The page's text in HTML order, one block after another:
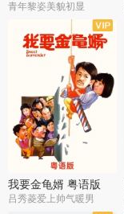
青年黎姿美貌初显
我要金龟婿 粤语版
吕秀菱爱上帅气暖男